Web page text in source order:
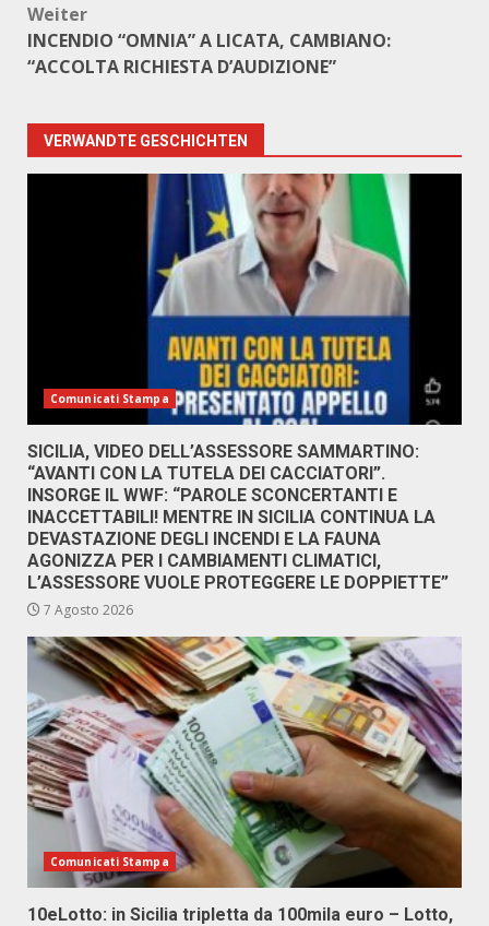
Weiter
INCENDIO “OMNIA” A LICATA, CAMBIANO:
“ACCOLTA RICHIESTA D’AUDIZIONE”
VERWANDTE GESCHICHTEN
Comunicati Stampa
SICILIA, VIDEO DELL’ASSESSORE SAMMARTINO:
“AVANTI CON LA TUTELA DEI CACCIATORI”.
INSORGE IL WWF: “PAROLE SCONCERTANTI E
INACCETTABILI! MENTRE IN SICILIA CONTINUA LA
DEVASTAZIONE DEGLI INCENDI E LA FAUNA
AGONIZZA PER I CAMBIAMENTI CLIMATICI,
L’ASSESSORE VUOLE PROTEGGERE LE DOPPIETTE”
7 Agosto 2026
Comunicati Stampa
10eLotto: in Sicilia tripletta da 100mila euro – Lotto,